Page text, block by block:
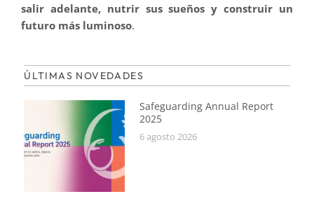
salir adelante, nutrir sus sueños y construir un
futuro más luminoso.
ÚLTIMAS NOVEDADES
Safeguarding Annual Report
2025
6 agosto 2026